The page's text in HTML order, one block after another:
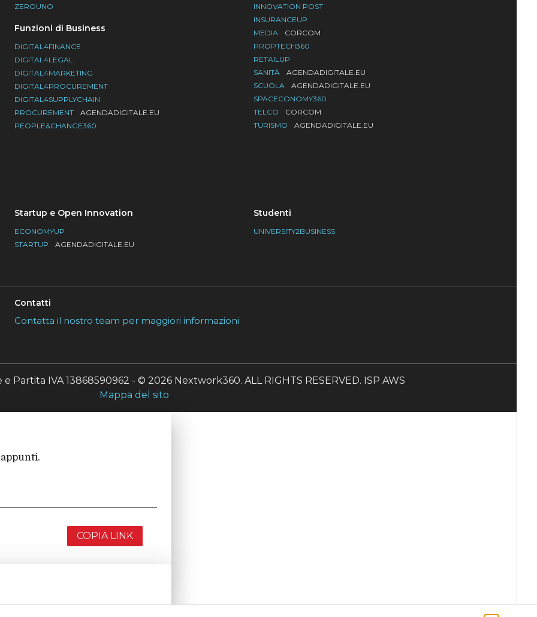
ZEROUNO
Funzioni di Business
DIGITAL4FINANCE
DIGITAL4LEGAL
DIGITAL4MARKETING
DIGITAL4PROCUREMENT
DIGITAL4SUPPLYCHAIN
PROCUREMENT
AGENDADIGITALE.EU
PEOPLE&CHANGE360
INNOVATION POST
INSURANCEUP
MEDIA
CORCOM
PROPTECH360
RETAILUP
SANITÀ
AGENDADIGITALE.EU
SCUOLA
AGENDADIGITALE.EU
SPACECONOMY360
TELCO
CORCOM
TURISMO
AGENDADIGITALE.EU
Startup e Open Innovation
ECONOMYUP
STARTUP
AGENDADIGITALE.EU
Studenti
UNIVERSITY2BUSINESS
Contatti
Contatta il nostro team per maggiori informazioni
Partita IVA 13868590962 - © 2026 Nextwork360. ALL RIGHTS RESERVED. ISP AWS
Mappa del sito
COPIA LINK